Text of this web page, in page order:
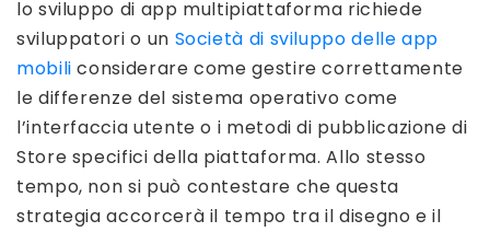
lo sviluppo di app multipiattaforma richiede
sviluppatori o un Società di sviluppo delle app
mobiliconsiderare come gestire correttamente
le differenze del sistema operativo come
l’interfaccia utente o i metodi di pubblicazione di
Store specifici della piattaforma. Allo stesso
tempo, non si può contestare che questa
strategia accorcerà il tempo tra il disegno e il